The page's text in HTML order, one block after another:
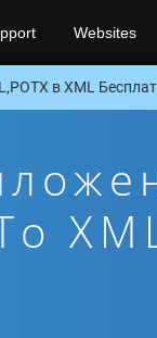
Websites
в XML